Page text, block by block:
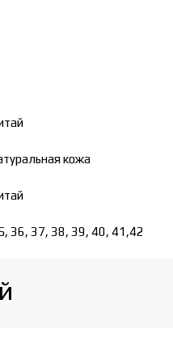
кожа
36, 37, 38, 39, 40, 41,42